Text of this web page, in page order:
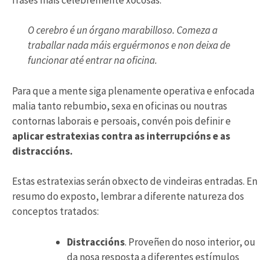
O cerebro é un órgano marabilloso. Comeza a
traballar nada máis erguérmonos e non deixa de
funcionar até entrar na oficina.
Para que a mente siga plenamente operativa e enfocada
malia tanto rebumbio, sexa en oficinas ou noutras
contornas laborais e persoais, convén pois definir e
aplicar estratexias contra as interrupcións e as
distraccións.
Estas estratexias serán obxecto de vindeiras entradas. En
resumo do exposto, lembrar a diferente natureza dos
conceptos tratados:
Distraccións. Proveñen do noso interior, ou
da nosa resposta a diferentes estímulos